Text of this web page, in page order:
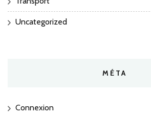
Uncategorized
MÉTA
Connexion